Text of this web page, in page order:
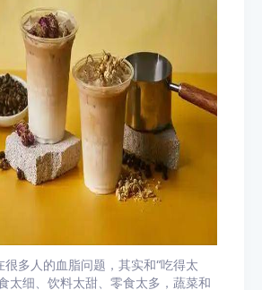
多人的血脂问题，其实和“吃得太
太细、饮料太甜、零食太多，蔬菜和